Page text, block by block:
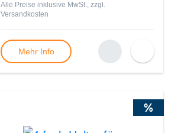
Alle Preise inklusive MwSt., zzgl.
Versandkosten
Mehr Info
%